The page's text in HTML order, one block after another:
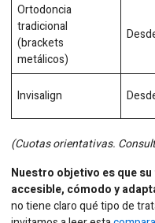
Ortodoncia
tradicional
(brackets
metálicos)
Invisalign
(Cuotas orientativas.
Nuestro objetivo es que
accesible, cómodo y
no tiene claro qué tipo de